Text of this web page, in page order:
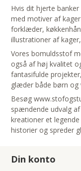
Hvis dit hjerte
med motiver af
forklæder,
illustrationer af
Vores bomuldsstof
også af høj kvalitet
fantasifulde
glæder både børn og
Besøg
spændende udvalg
kreationer et
historier og spreder
Din konto